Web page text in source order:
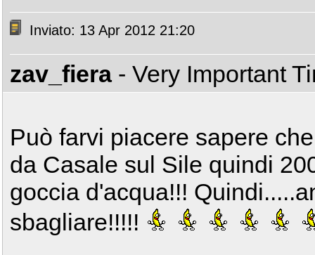
Inviato: 13 Apr 2012 21:20
zav_fiera - Very Important
Può farvi piacere sapere
da Casale sul Sile quindi
goccia d'acqua!!!
sbagliare!!!!!